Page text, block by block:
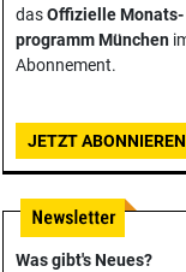
dasOffizielle Monats­
programm München
Abonnement.
JETZT ABONNIEREN
Was gibt's Neues?